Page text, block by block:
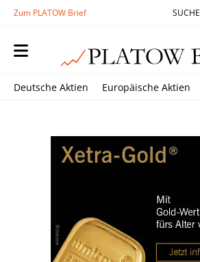
Zum PLATOW Brief SUCHE
Deutsche Aktien Europäische Aktien